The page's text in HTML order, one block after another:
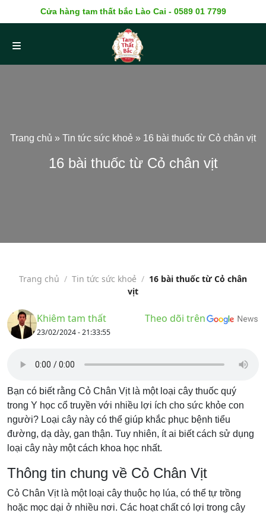
Cửa hàng tam thất bắc Lào Cai - 0589 01 7799
Trang chủ » Tin tức sức khoẻ » 16 bài thuốc từ Cỏ chân vịt
16 bài thuốc từ Cỏ chân vịt
Trang chủ / Tin tức sức khoẻ / 16 bài thuốc từ Cỏ chân
vịt
Khiêm tam thất
23/02/2024 - 21:33:55
Theo dõi trên
Bạn có biết rằng Cỏ Chân Vịt là một loại cây thuốc quý
trong Y học cổ truyền với nhiều lợi ích cho sức khỏe con
người? Loại cây này có thể giúp khắc phục bệnh tiểu
đường, dạ dày, gan thận. Tuy nhiên, ít ai biết cách sử dụng
loại cây này một cách khoa học nhất.
Thông tin chung về Cỏ Chân Vịt
Cỏ Chân Vịt là một loại cây thuộc họ lúa, có thể tự trồng
hoặc mọc dại ở nhiều nơi. Các hoạt chất có lợi trong cây